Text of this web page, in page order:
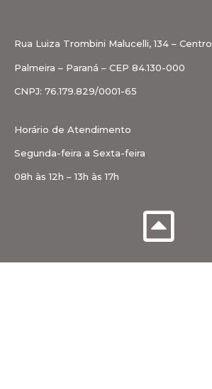
Rua Luiza Trombini Malucelli, 134 – Centro
Palmeira – Paraná – CEP 84.130-000
CNPJ: 76.179.829/0001-65
Horário de Atendimento
Segunda-feira a Sexta-feira
08h às 12h – 13h às 17h